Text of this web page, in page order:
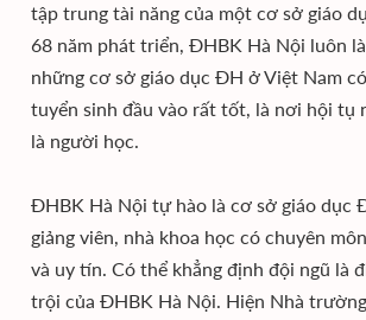
tập trung tài năng của một cơ sở giáo
68 năm phát triển, ĐHBK Hà Nội luôn
những cơ sở giáo dục ĐH ở Việt Nam
tuyển sinh đầu vào rất tốt, là nơi hội tụ
là người học.
ĐHBK Hà Nội tự hào là cơ sở giáo dục
giảng viên, nhà khoa học có chuyên
và uy tín. Có thể khẳng định đội ngũ là
trội của ĐHBK Hà Nội. Hiện Nhà